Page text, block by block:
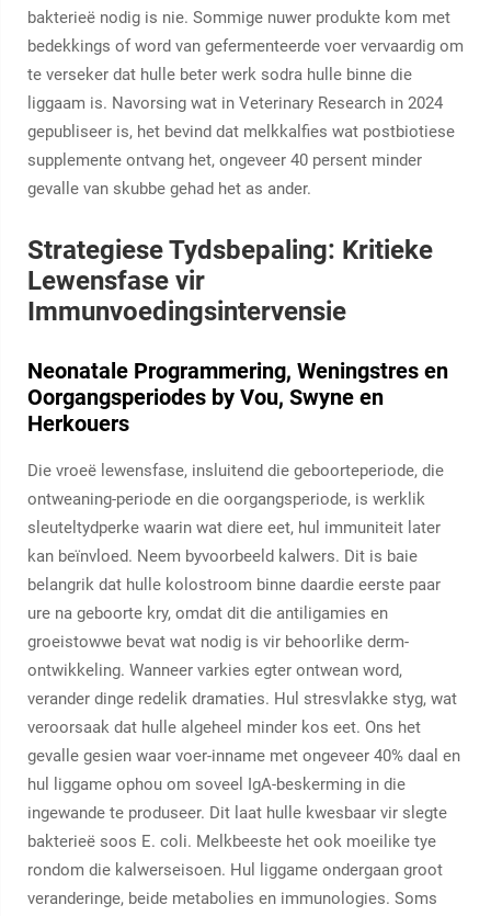
bakterieë nodig is nie. Sommige nuwer produkte kom met
bedekkings of word van gefermenteerde voer vervaardig om
te verseker dat hulle beter werk sodra hulle binne die
liggaam is. Navorsing wat in Veterinary Research in 2024
gepubliseer is, het bevind dat melkkalfies wat postbiotiese
supplemente ontvang het, ongeveer 40 persent minder
gevalle van skubbe gehad het as ander.
Strategiese Tydsbepaling: Kritieke
Lewensfase vir
Immunvoedingsintervensie
Neonatale Programmering, Weningstres en
Oorgangsperiodes by Vou, Swyne en
Herkouers
Die vroeë lewensfase, insluitend die geboorteperiode, die
ontweaning-periode en die oorgangsperiode, is werklik
sleuteltydperke waarin wat diere eet, hul immuniteit later
kan beïnvloed. Neem byvoorbeeld kalwers. Dit is baie
belangrik dat hulle kolostroom binne daardie eerste paar
ure na geboorte kry, omdat dit die antiligamies en
groeistowwe bevat wat nodig is vir behoorlike derm-
ontwikkeling. Wanneer varkies egter ontwean word,
verander dinge redelik dramaties. Hul stresvlakke styg, wat
veroorsaak dat hulle algeheel minder kos eet. Ons het
gevalle gesien waar voer-inname met ongeveer 40% daal en
hul liggame ophou om soveel IgA-beskerming in die
ingewande te produseer. Dit laat hulle kwesbaar vir slegte
bakterieë soos E. coli. Melkbeeste het ook moeilike tye
rondom die kalwerseisoen. Hul liggame ondergaan groot
veranderinge, beide metabolies en immunologies. Soms